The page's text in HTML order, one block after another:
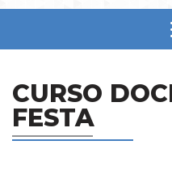
CURSO
FESTA